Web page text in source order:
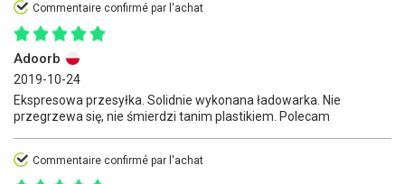
Commentaire confirmé par l'achat
Adoorb
2019-10-24
Ekspresowa przesyłka. Solidnie wykonana ładowarka. Nie
przegrzewa się, nie śmierdzi tanim plastikiem. Polecam
Commentaire confirmé par l'achat